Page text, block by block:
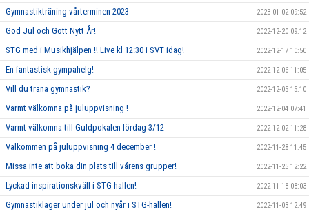
Gymnastikträning vårterminen 2023 2023-01-02 09:52
God Jul och Gott Nytt År! 2022-12-20 09:12
STG med i Musikhjälpen !! Live kl 12:30 i SVT idag! 2022-12-17 10:50
En fantastisk gympahelg! 2022-12-06 11:05
Vill du träna gymnastik? 2022-12-05 15:10
Varmt välkomna på juluppvisning ! 2022-12-04 07:41
Varmt välkomna till Guldpokalen lördag 3/12 2022-12-02 11:28
Välkommen på juluppvisning 4 december ! 2022-11-28 11:45
Missa inte att boka din plats till vårens grupper! 2022-11-25 12:22
Lyckad inspirationskväll i STG-hallen! 2022-11-18 08:03
Gymnastikläger under jul och nyår i STG-hallen! 2022-11-03 12:49